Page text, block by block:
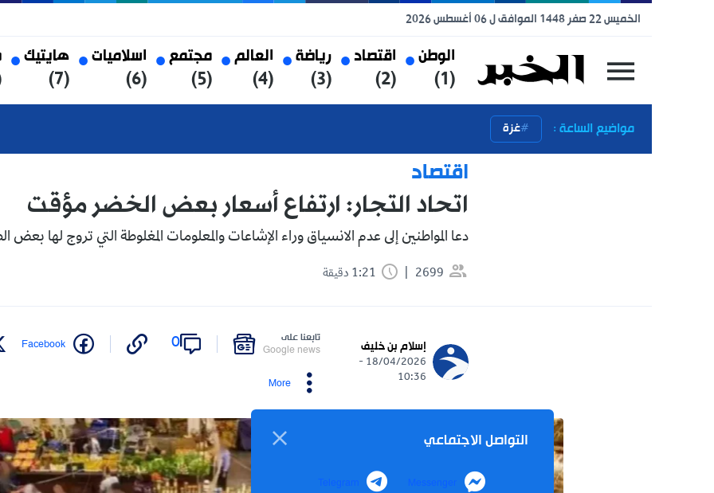
(1)
اقتصاد
(2)
رياضة
(3)
العالم
(4)
مجتمع
(5)
اسلاميات
(6)
هايتيك
(7)
صحة
(8)
مواضيع الساعة : غزة
اتحاد التجار: ارتفاع أسعار بعض الخضر مؤقت
دعا المواطنين إلى عدم الانسياق وراء الإشاعات والمعلومات المغلوطة التي تروج لها بعض الصفحات.
1:21 دقيقة
إسلام بن خليف
18/04/2026 -
10:36
تابعنا على
Google news
0
Facebook
Twitter
التواصل الاجتماعي
Messenger
Telegram